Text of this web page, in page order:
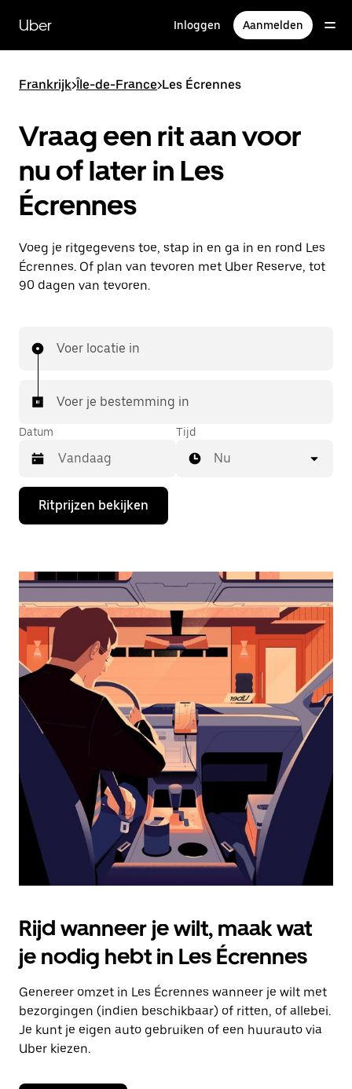
naar
hoofdinhoud
Uber Inloggen Aanmelden
Frankrijk>Île-de-France>Les Écrennes
Vraag een rit aan voor
nu of later in Les
Écrennes
Voeg je ritgegevens toe, stap in en ga in en rond Les
Écrennes. Of plan van tevoren met Uber Reserve, tot
90 dagen van tevoren.
Voer locatie in
Voer je bestemming in
Datum
Druk
de
de
te
openen
een
datum
te
selecteren.
Druk
Escape
agenda
te
sluiten.
Tijd
Nu
Ritprijzen bekijken
Rijd wanneer je wilt, maak wat
je nodig hebt in Les Écrennes
Genereer omzet in Les Écrennes wanneer je wilt met
bezorgingen (indien beschikbaar) of ritten, of allebei.
Je kunt je eigen auto gebruiken of een huurauto via
Uber kiezen.